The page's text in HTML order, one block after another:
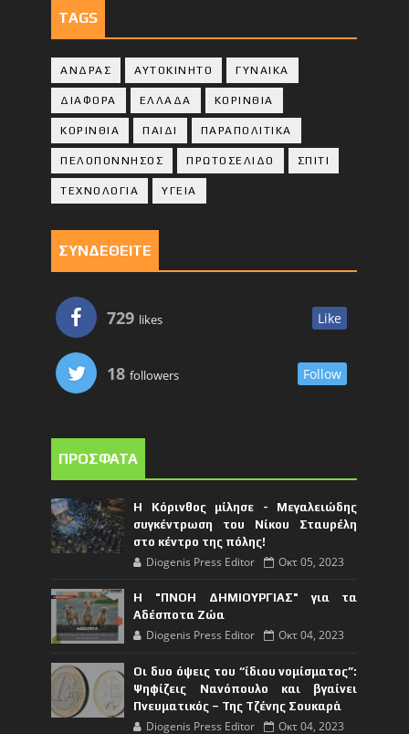
TAGS
ΑΝΔΡΑΣ ΑΥΤΟΚΙΝΗΤΟ ΓΥΝΑΙΚΑ
ΔΙΑΦΟΡΑ ΕΛΛΑΔΑ ΚΟΡΙΝΘΙΑ
ΚΟΡΙΝΘΙA ΠΑΙΔΙ ΠΑΡΑΠΟΛΙΤΙΚΑ
ΠΕΛΟΠΟΝΝΗΣΟΣ ΠΡΩΤΟΣΕΛΙΔΟ ΣΠΙΤΙ
ΤΕΧΝΟΛΟΓΙΑ ΥΓΕΙΑ
ΣΥΝΔΕΘΕΙΤΕ
729 likes Like
18 followers Follow
ΠΡΟΣΦΑΤΑ
Η Κόρινθος μίλησε - Μεγαλειώδης
συγκέντρωση του Νίκου Σταυρέλη
στο κέντρο της πόλης!
Diogenis Press Editor Οκτ 05, 2023
Η "ΠΝΟΗ ΔΗΜΙΟΥΡΓΙΑΣ" για τα
Αδέσποτα Ζώα
Diogenis Press Editor Οκτ 04, 2023
Οι δυο όψεις του “ίδιου νομίσματος”:
Ψηφίζεις Νανόπουλο και βγαίνει
Πνευματικός – Της Τζένης Σουκαρά
Diogenis Press Editor Οκτ 04, 2023